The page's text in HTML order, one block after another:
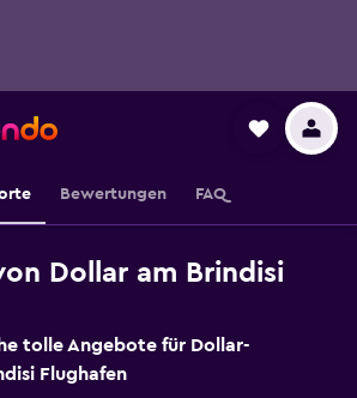
Bewertungen FAQ
Dollar am Brindisi
tolle Angebote für Dollar-
Flughafen